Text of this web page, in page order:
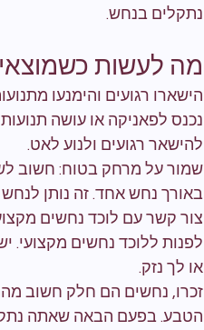
נתקלים בנחש.
מה לעשות
הישארו רגועים והימנעו
נכנס לפאניקה או עושה
להישאר רגועים ולנוע לאט.
שמור על מרחק בטוח: חשוב
באורך נחש אחד. זה נותן
צור קשר עם לוכד נחשים
לפנות ללוכד נחשים
או לך נזק.
זכרו, נחשים הם חלק חשוב
הטבע. בפעם הבאה שאתה